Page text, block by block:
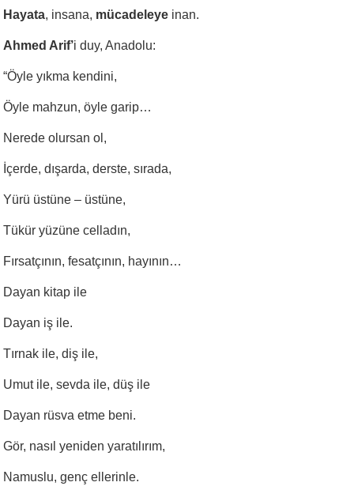
Hayata, insana, mücadeleye inan.
Ahmed Arif’i duy, Anadolu:
“Öyle yıkma kendini,
Öyle mahzun, öyle garip…
Nerede olursan ol,
İçerde, dışarda, derste, sırada,
Yürü üstüne – üstüne,
Tükür yüzüne celladın,
Fırsatçının, fesatçının, hayının…
Dayan kitap ile
Dayan iş ile.
Tırnak ile, diş ile,
Umut ile, sevda ile, düş ile
Dayan rüsva etme beni.
Gör, nasıl yeniden yaratılırım,
Namuslu, genç ellerinle.